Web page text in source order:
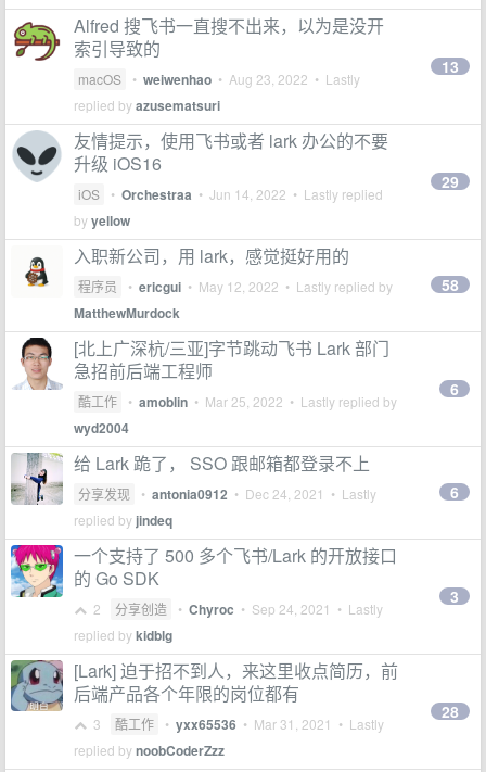
Alfred 搜飞书一直搜不出来，以为是没开
索引导致的
macOS • weiwenhao • Aug 23, 2022 • Lastly
replied byazusematsuri
13
友情提示，使用飞书或者 lark 办公的不要
升级 iOS16
iOS • Orchestraa • Jun 14, 2022 • Lastly replied
byyellow
29
入职新公司，用 lark，感觉挺好用的
程序员 • ericgui • May 12, 2022 • Lastly replied by
MatthewMurdock
58
[北上广深杭/三亚]字节跳动飞书 Lark 部门
急招前后端工程师
酷工作 • amoblin • Mar 25, 2022 • Lastly replied by
wyd2004
6
给 Lark 跪了， SSO 跟邮箱都登录不上
分享发现 • antonia0912 • Dec 24, 2021 • Lastly
replied by jindeq
6
一个支持了 500 多个飞书/Lark 的开放接口
的 Go SDK
2 分享创造 • Chyroc • Sep 24, 2021 • Lastly
replied bykidblg
3
[Lark] 迫于招不到人，来这里收点简历，前
后端产品各个年限的岗位都有
3 酷工作 • yxx65536 • Mar 31, 2021 • Lastly
replied bynoobCoderZzz
28